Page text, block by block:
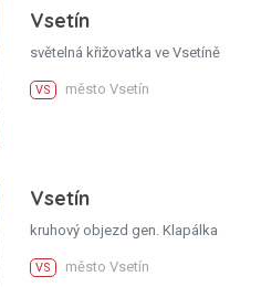
Vsetín
světelná křižovatka ve Vsetíně
VS město Vsetín
Vsetín
kruhový objezd gen. Klapálka
VS město Vsetín